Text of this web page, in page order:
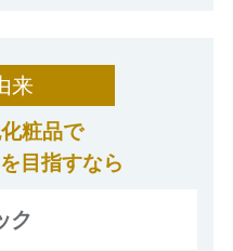
来
粧品で
を目指すなら
ク